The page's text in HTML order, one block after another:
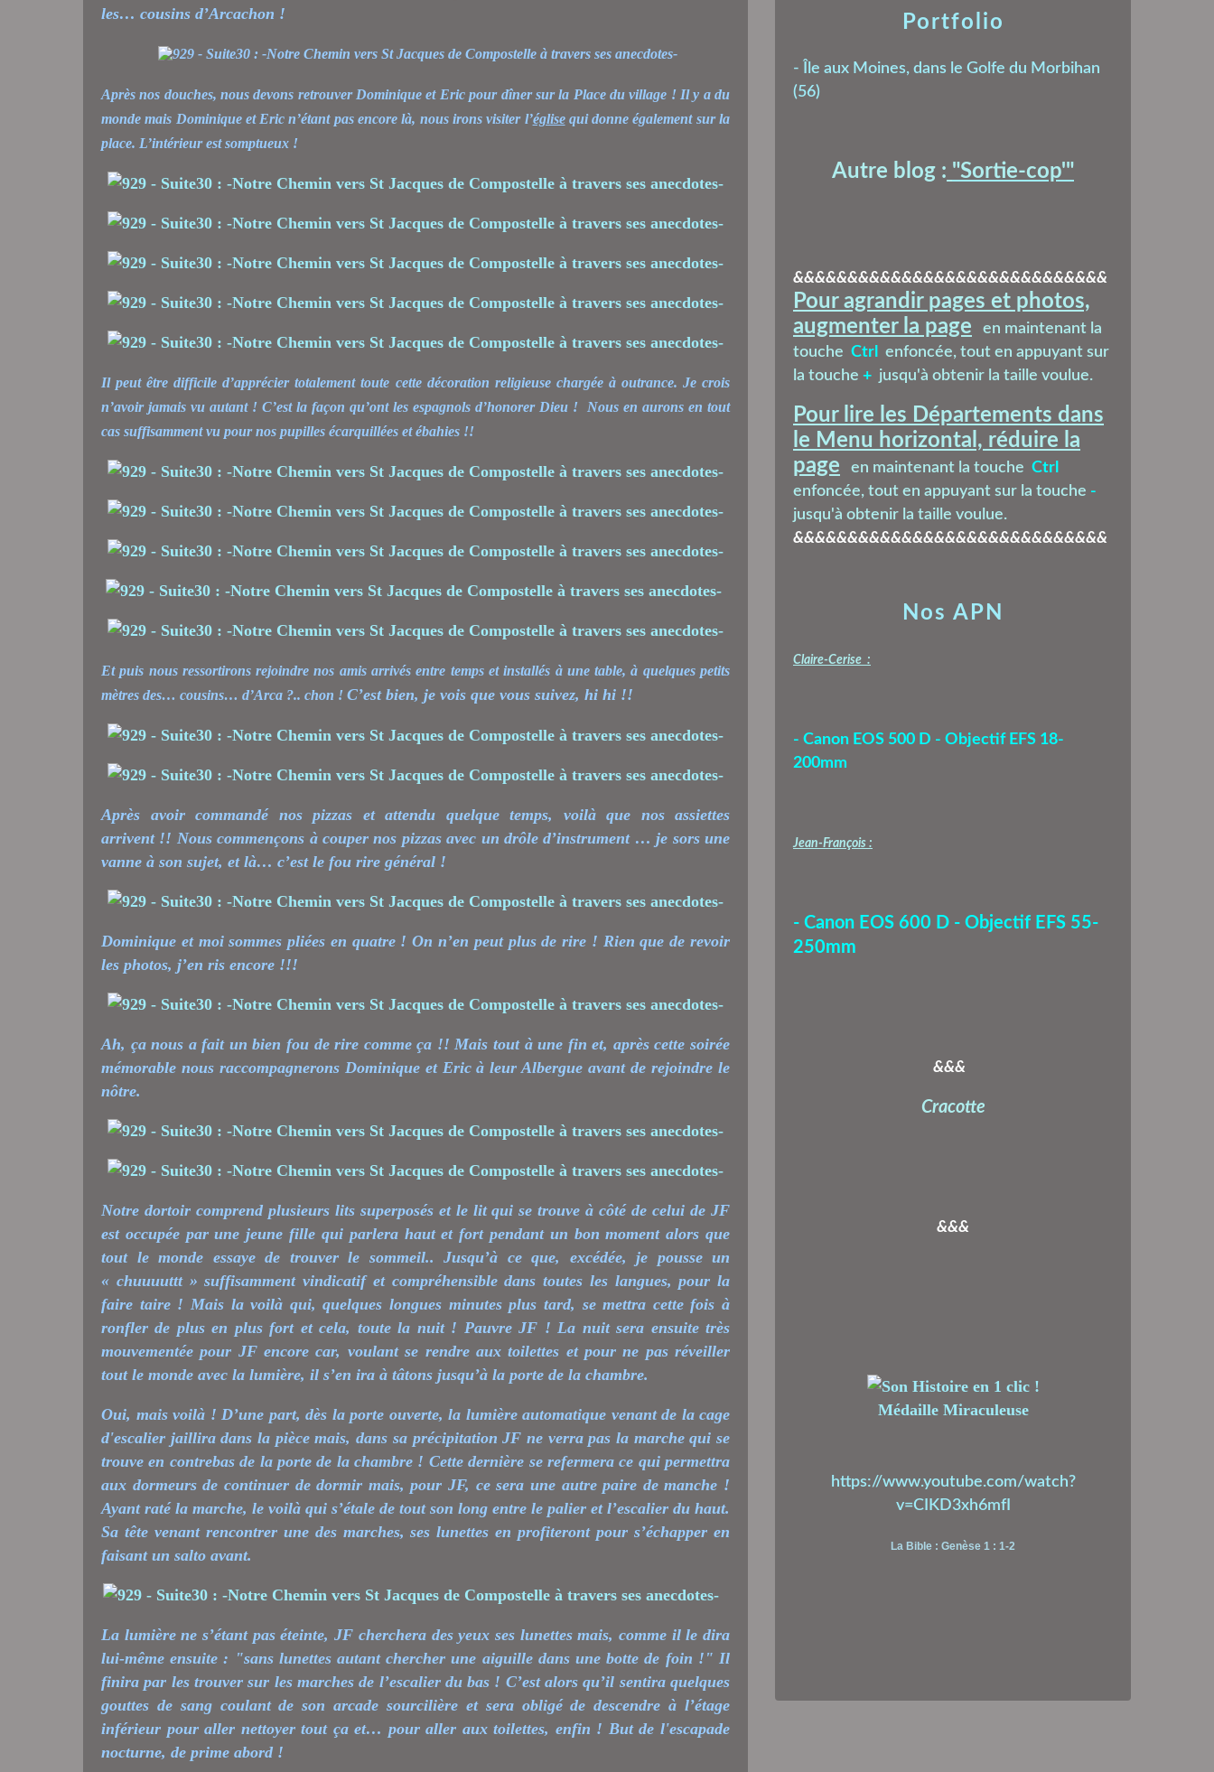
les… cousins d’Arcachon !
Après nos douches, nous devons retrouver Dominique et Eric pour dîner sur la Place du village ! Il y a du
monde mais Dominique et Eric n’étant pas encore là, nous irons visiter l’églisequi donne également sur la
place. L’intérieur est somptueux !
Il peut être difficile d’apprécier totalement toute cette décoration religieuse chargée à outrance. Je crois
n’avoir jamais vu autant ! C’est la façon qu’ont les espagnols d’honorer Dieu ! Nous en aurons en tout
cas suffisamment vu pour nos pupilles écarquillées et ébahies !!
Et puis nous ressortirons rejoindre nos amis arrivés entre temps et installés à une table, à quelques petits
mètres des… cousins… d’Arca ?.. chon ! C’est bien, je vois que vous suivez, hi hi !!
Après avoir commandé nos pizzas et attendu quelque temps, voilà que nos assiettes
arrivent !! Nous commençons à couper nos pizzas avec un drôle d’instrument … je sors une
vanne à son sujet, et là… c’est le fou rire général !
Dominique et moi sommes pliées en quatre ! On n’en peut plus de rire ! Rien que de revoir
les photos, j’en ris encore !!!
Ah, ça nous a fait un bien fou de rire comme ça !! Mais tout à une fin et, après cette soirée
mémorable nous raccompagnerons Dominique et Eric à leur Albergue avant de rejoindre le
nôtre.
Notre dortoir comprend plusieurs lits superposés et le lit qui se trouve à côté de celui de JF
est occupée par une jeune fille qui parlera haut et fort pendant un bon moment alors que
tout le monde essaye de trouver le sommeil.. Jusqu’à ce que, excédée, je pousse un
« chuuuuttt » suffisamment vindicatif et compréhensible dans toutes les langues, pour la
faire taire ! Mais la voilà qui, quelques longues minutes plus tard, se mettra cette fois à
ronfler de plus en plus fort et cela, toute la nuit ! Pauvre JF ! La nuit sera ensuite très
mouvementée pour JF encore car, voulant se rendre aux toilettes et pour ne pas réveiller
tout le monde avec la lumière, il s’en ira à tâtons jusqu’à la porte de la chambre.
Oui, mais voilà ! D’une part, dès la porte ouverte, la lumière automatique venant de la cage
d'escalier jaillira dans la pièce mais, dans sa précipitation JF ne verra pas la marche qui se
trouve en contrebas de la porte de la chambre ! Cette dernière se refermera ce qui permettra
aux dormeurs de continuer de dormir mais, pour JF, ce sera une autre paire de manche !
Ayant raté la marche, le voilà qui s’étale de tout son long entre le palier et l’escalier du haut.
Sa tête venant rencontrer une des marches, ses lunettes en profiteront pour s’échapper en
faisant un salto avant.
La lumière ne s’étant pas éteinte, JF cherchera des yeux ses lunettes mais, comme il le dira
lui-même ensuite : "sans lunettes autant chercher une aiguille dans une botte de foin !" Il
finira par les trouver sur les marches de l’escalier du bas ! C’est alors qu’il sentira quelques
gouttes de sang coulant de son arcade sourcilière et sera obligé de descendre à l’étage
inférieur pour aller nettoyer tout ça et… pour aller aux toilettes, enfin ! But de l'escapade
nocturne, de prime abord !
Nos APN
Claire-Cerise :
- Canon EOS 500 D - Objectif EFS 18-
200mm
Jean-François :
- Canon EOS 600 D - Objectif EFS 55-
250mm
&&&
Cracotte
&&&
Médaille Miraculeuse
https://www.youtube.com/watch?
v=CIKD3xh6mfI
La Bible : Genèse 1 : 1-2
Portfolio
- Île aux Moines, dans le Golfe du Morbihan
(56)
Autre blog : "Sortie-cop'"
&&&&&&&&&&&&&&&&&&&&&&&&&&&&&
Pour agrandir pages et photos,
augmenter la page
en maintenant la
touche Ctrl
enfoncée, tout en appuyant sur
la touche + jusqu'à obtenir la taille voulue.
Pour lire les Départements dans
le Menu horizontal, réduire la
page
en maintenant la touche Ctrl
enfoncée, tout en appuyant sur la touche -
jusqu'à obtenir la taille voulue.
&&&&&&&&&&&&&&&&&&&&&&&&&&&&&